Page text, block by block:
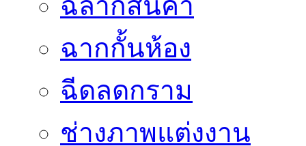
ฉากกั้นห้อง
ฉีดลดกราม
ช่างภาพแต่งงาน